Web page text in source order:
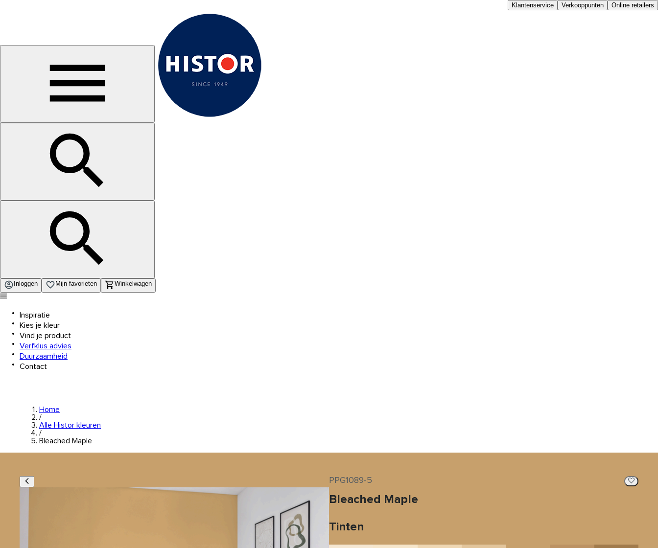
Klantenservice Verkooppunten Online retailers
Inloggen Mijn favorieten Winkelwagen
Inspiratie
Kies je kleur
Vind je product
Verfklus advies
Duurzaamheid
Contact
Home
/
Alle Histor kleuren
/
Bleached Maple
PPG1089-5
Bleached Maple
Tinten